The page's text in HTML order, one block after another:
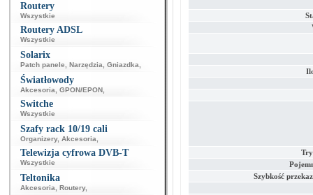
Routery
Wszystkie
Routery ADSL
Wszystkie
Solarix
Patch panele Narzędzia Gniazdka
Światłowody
Akcesoria GPON/EPON
Switche
Wszystkie
Szafy rack 10/19 cali
Organizery, Akcesoria
Telewizja cyfrowa DVB-T
Wszystkie
Teltonika
Akcesoria Routery,
Szybkość